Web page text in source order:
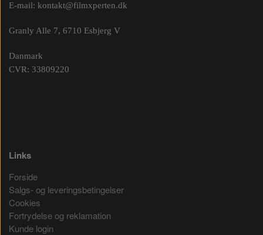
E-mail: kontakt@filmxperten.dk
Granly Alle 7, 6710 Esbjerg V
Danmark
CVR: 33809220
Links
Forside
Salgs- og leveringsbetingelser
Cookies
Fortrydelse og reklamation
Kunde login